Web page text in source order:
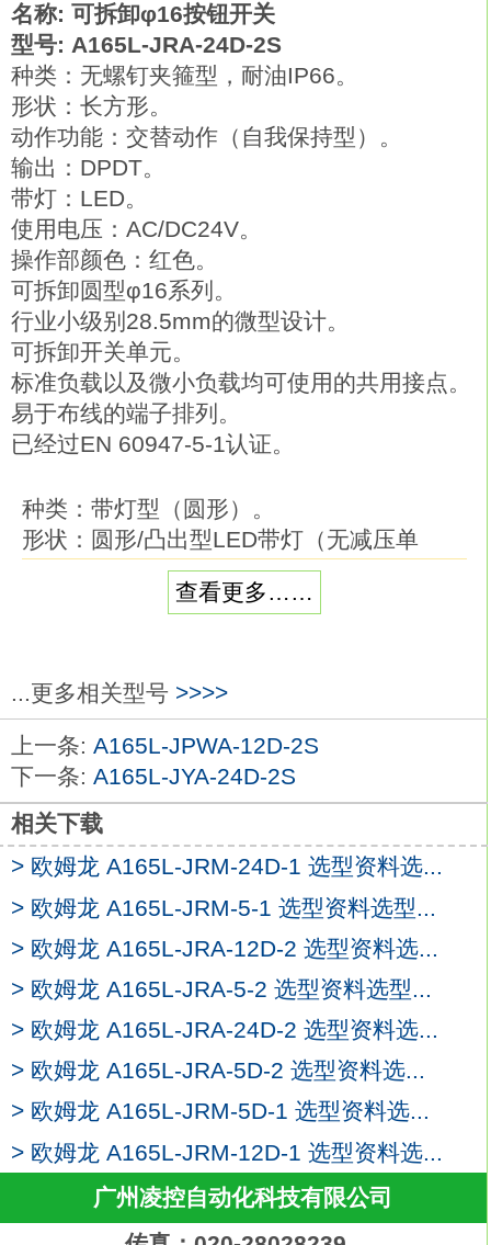
名称: 可拆卸φ16按钮开关
型号: A165L-JRA-24D-2S
种类：无螺钉夹箍型，耐油IP66。
形状：长方形。
动作功能：交替动作（自我保持型）。
输出：DPDT。
带灯：LED。
使用电压：AC/DC24V。
操作部颜色：红色。
可拆卸圆型φ16系列。
行业小级别28.5mm的微型设计。
可拆卸开关单元。
标准负载以及微小负载均可使用的共用接点。
易于布线的端子排列。
已经过EN 60947-5-1认证。
种类：带灯型（圆形）。
形状：圆形/凸出型LED带灯（无减压单
输出数：SPST-NO。
操作：瞬时动作（自动复位型）欧姆龙
A165L-JRA-24D-2S。
颜色：黄色。
可安装在φ22或φ25的面板开孔中（使用适
配环时）。
可用摆杆方便的拆卸单元A165L-JRA-24D-
2S
开关部位3列安装,提高了布线效率。
标准配备了防指触功能。
φ25用的适配环还能对应φ25的面板开口。
压接端子可以用开型（叉型）、闭型（圆
型） 中的任意一个来安装。
IP65耐油（非带灯型）IP65（带灯型）。种
类：无操作指示灯的标准开关欧姆龙A165L-
JRA-24D-2S。
驱动杆：密封滚珠柱塞型。
类型：微小负载。
额定规格：AC250V时5A，DC30V时4A。
查看更多……
...更多相关型号 >>>>
上一条: A165L-JPWA-12D-2S
下一条: A165L-JYA-24D-2S
相关下载
> 欧姆龙 A165L-JRM-24D-1 选型资料选...
> 欧姆龙 A165L-JRM-5-1 选型资料选型...
> 欧姆龙 A165L-JRA-12D-2 选型资料选...
> 欧姆龙 A165L-JRA-5-2 选型资料选型...
> 欧姆龙 A165L-JRA-24D-2 选型资料选...
> 欧姆龙 A165L-JRA-5D-2 选型资料选...
> 欧姆龙 A165L-JRM-5D-1 选型资料选...
> 欧姆龙 A165L-JRM-12D-1 选型资料选...
广州凌控自动化科技有限公司